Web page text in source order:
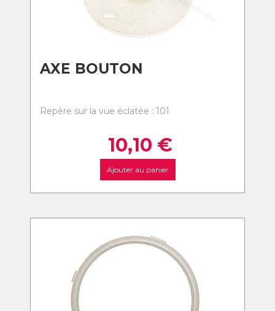
AXE BOUTON
Repère sur la vue éclatée : 101
10,10 €
Ajouter au panier